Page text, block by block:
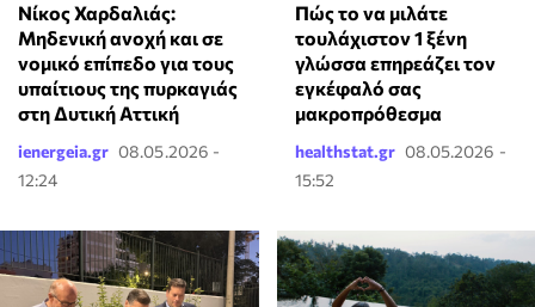
Νίκος Χαρδαλιάς:
Μηδενική ανοχή και σε
νομικό επίπεδο για τους
υπαίτιους της πυρκαγιάς
στη Δυτική Αττική
ienergeia.gr 08.05.2026 -
12:24
⁠Πώς το να μιλάτε
τουλάχιστον 1 ξένη
γλώσσα επηρεάζει τον
εγκέφαλό σας
μακροπρόθεσμα
healthstat.gr 08.05.2026 -
15:52